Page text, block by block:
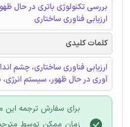
بررسی تکنولوژی باتری در حال
ارزیابی فناوری ساختاری
کلمات کلیدی
ارزیابی فناوری ساختاری، چشم
آوری در حال ظهور، سیستم
برای سفارش ترجمه این
زمان ممکن توسط